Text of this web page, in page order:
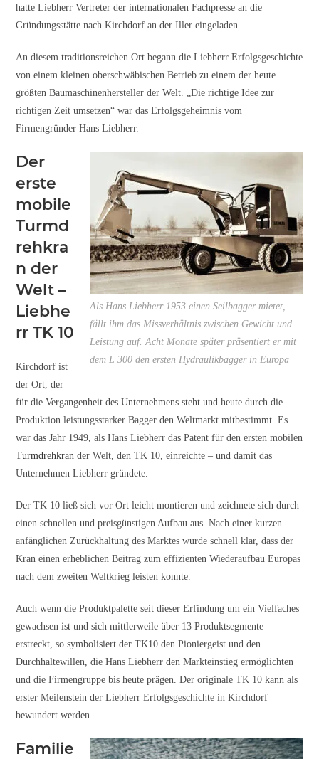
hatte Liebherr Vertreter der internationalen Fachpresse an die
Gründungsstätte nach Kirchdorf an der Iller eingeladen.
An diesem traditionsreichen Ort begann die Liebherr Erfolgsgeschichte
von einem kleinen oberschwäbischen Betrieb zu einem der heute
größten Baumaschinenhersteller der Welt. „Die richtige Idee zur
richtigen Zeit umsetzen“ war das Erfolgsgeheimnis vom
Firmengründer Hans Liebherr.
Als Hans Liebherr 1953 einen Seilbagger mietet,
fällt ihm das Missverhältnis zwischen Gewicht und
Leistung auf. Acht Monate später präsentiert er mit
dem L 300 den ersten Hydraulikbagger in Europa
Der
erste
mobile
Turmd
rehkra
n der
Welt –
Liebhe
rr TK 10
Kirchdorf ist
der Ort, der
für die Vergangenheit des Unternehmens steht und heute durch die
Produktion leistungsstarker Bagger den Weltmarkt mitbestimmt. Es
war das Jahr 1949, als Hans Liebherr das Patent für den ersten mobilen
Turmdrehkran der Welt, den TK 10, einreichte – und damit das
Unternehmen Liebherr gründete.
Der TK 10 ließ sich vor Ort leicht montieren und zeichnete sich durch
einen schnellen und preisgünstigen Aufbau aus. Nach einer kurzen
anfänglichen Zurückhaltung des Marktes wurde schnell klar, dass der
Kran einen erheblichen Beitrag zum effizienten Wiederaufbau Europas
nach dem zweiten Weltkrieg leisten konnte.
Auch wenn die Produktpalette seit dieser Erfindung um ein Vielfaches
gewachsen ist und sich mittlerweile über 13 Produktsegmente
erstreckt, so symbolisiert der TK10 den Pioniergeist und den
Durchhaltewillen, die Hans Liebherr den Markteinstieg ermöglichten
und die Firmengruppe bis heute prägen. Der originale TK 10 kann als
erster Meilenstein der Liebherr Erfolgsgeschichte in Kirchdorf
bewundert werden.
Familie